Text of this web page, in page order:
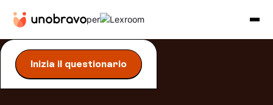
per
Inizia il questionario